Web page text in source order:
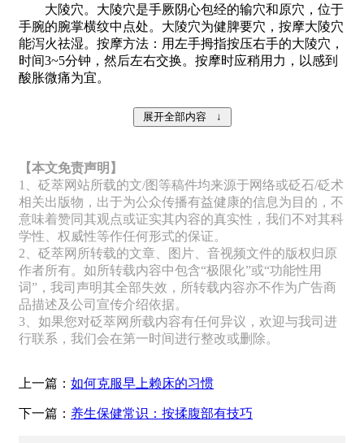
大陵穴。大陵穴是手厥阴心包经的输穴和原穴，位于
手腕的腕掌横纹中点处。大陵穴为健脾要穴，按摩大陵穴
能泻火祛湿。按摩方法：用左手拇指按压右手的大陵穴，
时间3~5分钟，然后左右交换。按摩时应稍用力，以感到
酸胀微痛为宜。
【本文免责声明】
1、砭萃网站所载的文/图等稿件均来源于网络或砭石/砭术
相关出版物，出于为公众传播有益健康的信息为目的，不
意味着赞同其观点或证实其内容的真实性，我们不对其科
学性、权威性等作任何形式的保证。
2、砭萃网所转载的文章、图片、音视频文件的版权归原
作者所有。如所转载内容中包含“极限化”或“功能性用
词”，我司声明其全部失效，所转载内容亦不作为广告商
品描述及公司宣传介绍依据。
3、如果您对砭萃网所载内容有任何异议，欢迎与我司进
行联系，我们会在第一时间进行整改或删除。
上一篇： 如何克服早上赖床的习惯
下一篇： 养生保健常识：按揉腹部有技巧